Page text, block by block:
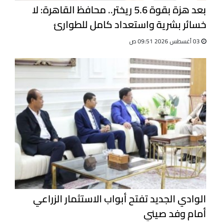
بعد هزة بقوة 5.6 ريختر.. محافظ القاهرة: لا
خسائر بشرية واستعداد كامل للطوارئ
الوادي الجديد تفتح أبواب الاستثمار الزراعي
أمام وفد صيني